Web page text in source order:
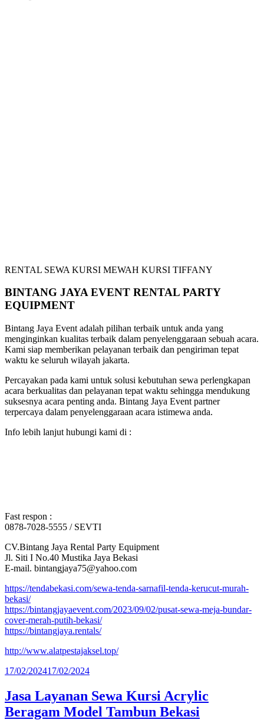
RENTAL SEWA KURSI MEWAH KURSI TIFFANY
BINTANG JAYA EVENT RENTAL PARTY
EQUIPMENT
Bintang Jaya Event adalah pilihan terbaik untuk anda yang
menginginkan kualitas terbaik dalam penyelenggaraan sebuah acara.
Kami siap memberikan pelayanan terbaik dan pengiriman tepat
waktu ke seluruh wilayah jakarta.
Percayakan pada kami untuk solusi kebutuhan sewa perlengkapan
acara berkualitas dan pelayanan tepat waktu sehingga mendukung
suksesnya acara penting anda. Bintang Jaya Event partner
terpercaya dalam penyelenggaraan acara istimewa anda.
Info lebih lanjut hubungi kami di :
Fast respon :
0878-7028-5555 / SEVTI
CV.Bintang Jaya Rental Party Equipment
Jl. Siti I No.40 Mustika Jaya Bekasi
E-mail. bintangjaya75@yahoo.com
https://tendabekasi.com/sewa-tenda-sarnafil-tenda-kerucut-murah-
bekasi/
https://bintangjayaevent.com/2023/09/02/pusat-sewa-meja-bundar-
cover-merah-putih-bekasi/
https://bintangjaya.rentals/
http://www.alatpestajaksel.top/
Diposkan
17/02/202417/02/2024
Jasa Layanan Sewa Kursi Acrylic
Beragam Model Tambun Bekasi